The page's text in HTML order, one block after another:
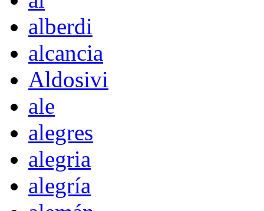
alberdi
alcancia
Aldosivi
ale
alegres
alegria
alegría